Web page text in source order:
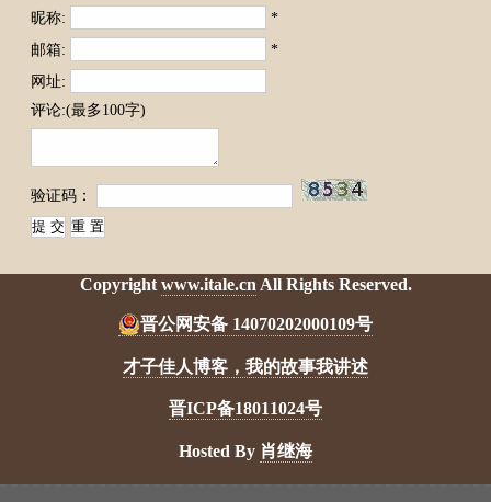
昵称:
*
邮箱:
*
网址:
评论:(最多100字)
验证码：
Copyrightwww.itale.cnAll Rights Reserved.
晋公网安备 14070202000109号
才子佳人博客，我的故事我讲述
晋ICP备18011024号
Hosted By 肖继海